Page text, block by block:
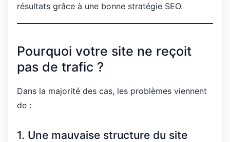
résultats grâce à une bonne stratégie SEO.
Pourquoi votre site ne reçoit
pas de trafic ?
Dans la majorité des cas, les problèmes viennent
de :
1. Une mauvaise structure du site